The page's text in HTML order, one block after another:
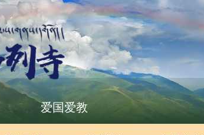
爱国爱教